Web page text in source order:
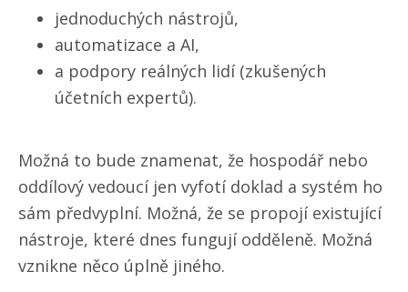
jednoduchých nástrojů,
automatizace a AI,
a podpory reálných lidí (zkušených
účetních expertů).
Možná to bude znamenat, že hospodář nebo
oddílový vedoucí jen vyfotí doklad a systém ho
sám předvyplní. Možná, že se propojí existující
nástroje, které dnes fungují odděleně. Možná
vznikne něco úplně jiného.